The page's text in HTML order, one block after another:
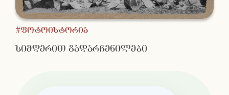
#ფოტოისტორია
სიმღერით გადარჩენილები